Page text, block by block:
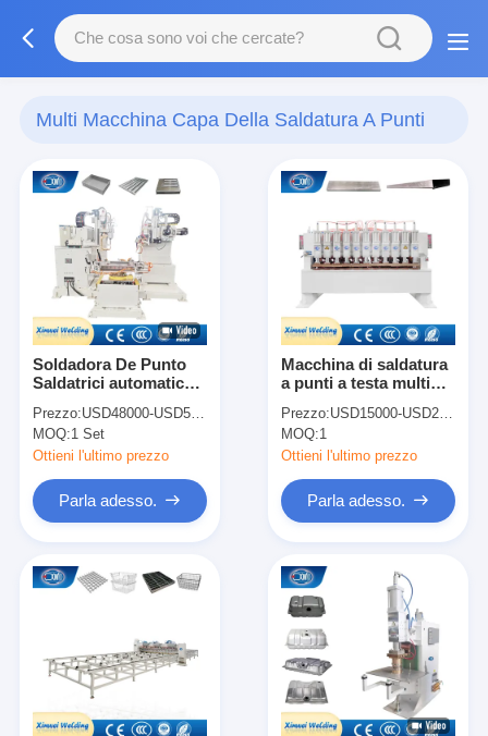
Multi Macchina Capa Della Saldatura A Punti
(83)
Soldadora De Punto
Saldatrici automatiche
Prezzo:USD48000-USD58000
MOQ:1 Set
Ottieni l'ultimo prezzo
Parla adesso.
Macchina di saldatura
a punti a testa multipla
automatica
Prezzo:USD15000-USD25000
MOQ:1
Ottieni l'ultimo prezzo
Parla adesso.